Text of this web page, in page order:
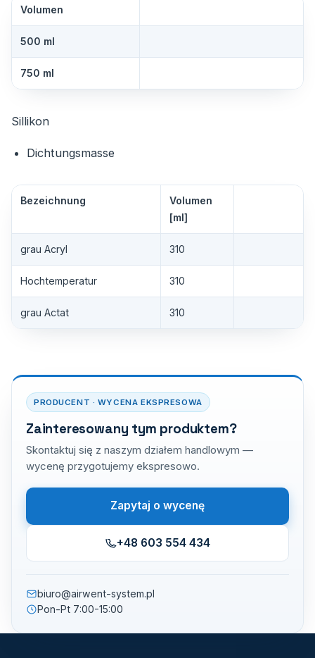
Volumen
500 ml
750 ml
Sillikon
Dichtungsmasse
Bezeichnung
Volumen
[ml]
grau Acryl 310
Hochtemperatur 310
grau Actat 310
PRODUCENT · WYCENA EKSPRESOWA
Zainteresowany tym produktem?
Skontaktuj się z naszym działem handlowym —
wycenę przygotujemy ekspresowo.
Zapytaj o wycenę
+48 603 554 434
biuro@airwent-system.pl
Pon-Pt 7:00-15:00